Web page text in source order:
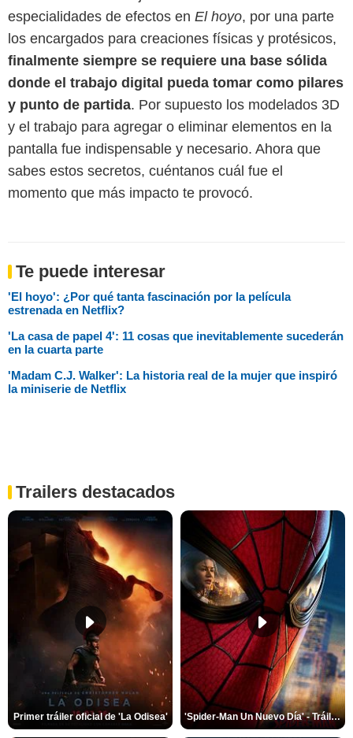
especialidades de efectos en El hoyo, por una parte
los encargados para creaciones físicas y protésicos,
finalmente siempre se requiere una base sólida
donde el trabajo digital pueda tomar como pilares
y punto de partida. Por supuesto los modelados 3D
y el trabajo para agregar o eliminar elementos en la
pantalla fue indispensable y necesario. Ahora que
sabes estos secretos, cuéntanos cuál fue el
momento que más impacto te provocó.
Te puede interesar
'El hoyo': ¿Por qué tanta fascinación por la película
estrenada en Netflix?
'La casa de papel 4': 11 cosas que inevitablemente sucederán
en la cuarta parte
'Madam C.J. Walker': La historia real de la mujer que inspiró
la miniserie de Netflix
Trailers destacados
Primer tráiler oficial de 'La Odisea' 'Spider-Man Un Nuevo Día' - Tráiler oficial subtitulado